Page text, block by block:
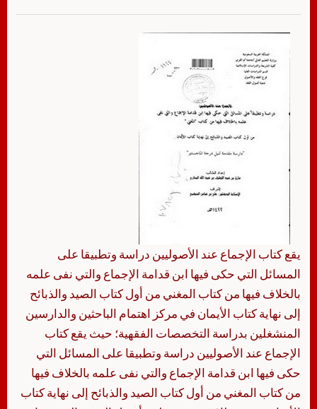
يقع كتاب ‏‏الإجماع عند الأصوليين دراسة وتطبيقا على
المسائل التي حكى فيها ابن قدامة الإجماع والتي نفى علمه
بالخلاف فيها من كتاب المغني من أول كتاب الصيد والذبائح
إلى نهاية كتاب الأيمان في مركز اهتمام الباحثين والدارسين
المنشغلين بدراسة التخصصات الفقهية؛ حيث يقع كتاب
‏‏الإجماع عند الأصوليين دراسة وتطبيقا على المسائل التي
حكى فيها ابن قدامة الإجماع والتي نفى علمه بالخلاف فيها
من كتاب المغني من أول كتاب الصيد والذبائح إلى نهاية كتاب